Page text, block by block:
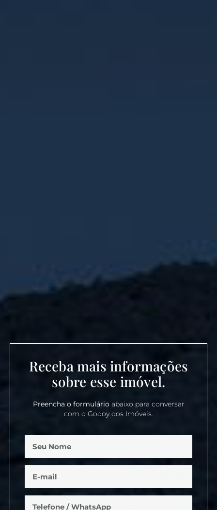
Receba mais informações
sobre esse imóvel.
Preencha o formulárioabaixo para conversar
com o Godoy dos Imóveis.